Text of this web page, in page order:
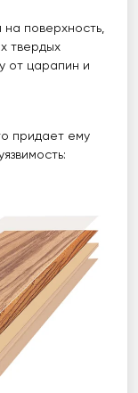
на поверхность,
твердых
от царапин и
придает ему